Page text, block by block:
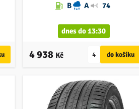
B
A 74
dnes do 13:30
4 938 Kč